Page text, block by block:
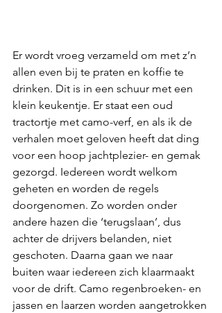
Er wordt vroeg verzameld om met z’n
allen even bij te praten en koffie te
drinken. Dit is in een schuur met een
klein keukentje. Er staat een oud
tractortje met camo-verf, en als ik de
verhalen moet geloven heeft dat ding
voor een hoop jachtplezier- en gemak
gezorgd. Iedereen wordt welkom
geheten en worden de regels
doorgenomen. Zo worden onder
andere hazen die ‘terugslaan’, dus
achter de drijvers belanden, niet
geschoten. Daarna gaan we naar
buiten waar iedereen zich klaarmaakt
voor de drift. Camo regenbroeken- en
jassen en laarzen worden aangetrokken